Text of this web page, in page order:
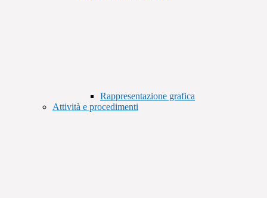
Rappresentazione grafica
Attività e procedimenti